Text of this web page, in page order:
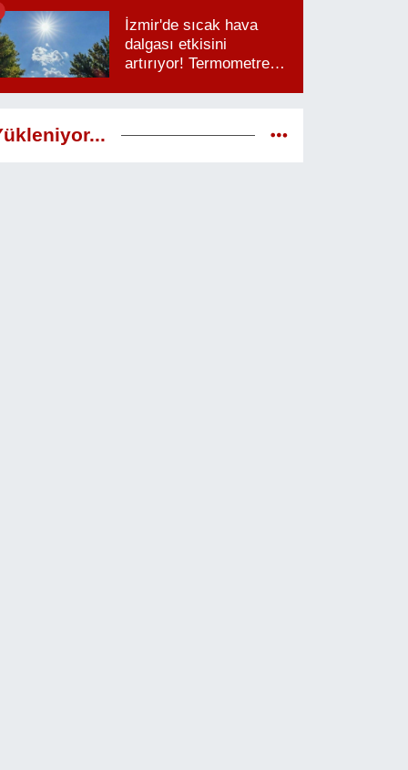
İzmir'de sıcak hava
dalgası etkisini
artırıyor! Termometreler